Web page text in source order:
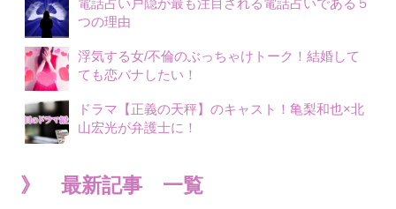
電話占い戸隠が最も注目される電話占いである５
つの理由
浮気する女/不倫のぶっちゃけトーク！結婚して
ても恋バナしたい！
ドラマ【正義の天秤】のキャスト！亀梨和也×北
山宏光が弁護士に！
》 最新記事 一覧